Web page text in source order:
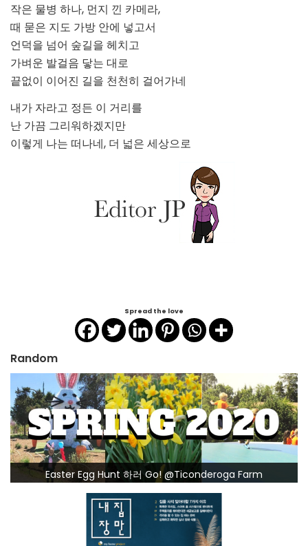
작은 물병 하나, 먼지 낀 카메라,
때 묻은 지도 가방 안에 넣고서
언덕을 넘어 숲길을 헤치고
가벼운 발걸음 닿는 대로
끝없이 이어진 길을 천천히 걸어가네
내가 자라고 정든 이 거리를
난 가끔 그리워하겠지만
이렇게 나는 떠나네, 더 넓은 세상으로
Spread the love
Random
Easter Egg Hunt 하러 Go! @Ticonderoga Farm